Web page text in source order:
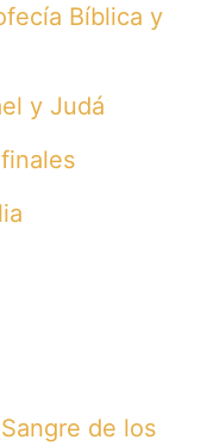
Bíblica y
y Judá
de los